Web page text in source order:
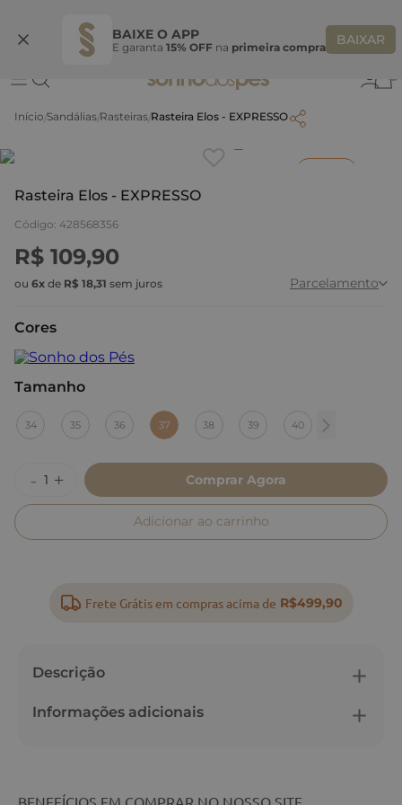
BAIXE O APP
E garanta 15% OFF na primeira compra BAIXAR
Ganhe 10% OFF na coleção utilizando o código do seu vendedor*
Sandálias Rasteiras Rasteira Elos - EXPRESSO
Rasteira Elos - EXPRESSO
Código: 428568356
R$ 109,90
ou 6x de R$ 18,31 sem juros Parcelamento
Cores
Tamanho
37
34 35 36 37 38 39 40
Comprar Agora
Adicionar ao carrinho
Frete Grátis em compras acima de R$499,90
Descrição
Informações adicionais
BENEFÍCIOS EM COMPRAR NO NOSSO SITE